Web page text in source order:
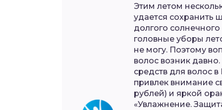
Этим летом
удается сохранить
долгого
головные уборы
не могу. Поэтому
волос возник
средств для волос
привлек внимание
рублей) и яркой
«Увлажнение.